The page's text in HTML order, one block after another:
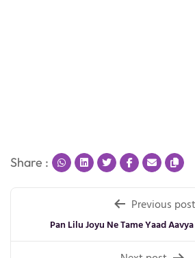
Share :
navigation
Previous post
Pan Lilu Joyu Ne Tame Yaad